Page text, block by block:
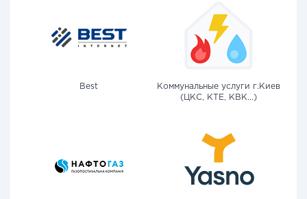
Best
Коммунальные услуги г.Киев
(ЦКС, КТЕ, КВК...)